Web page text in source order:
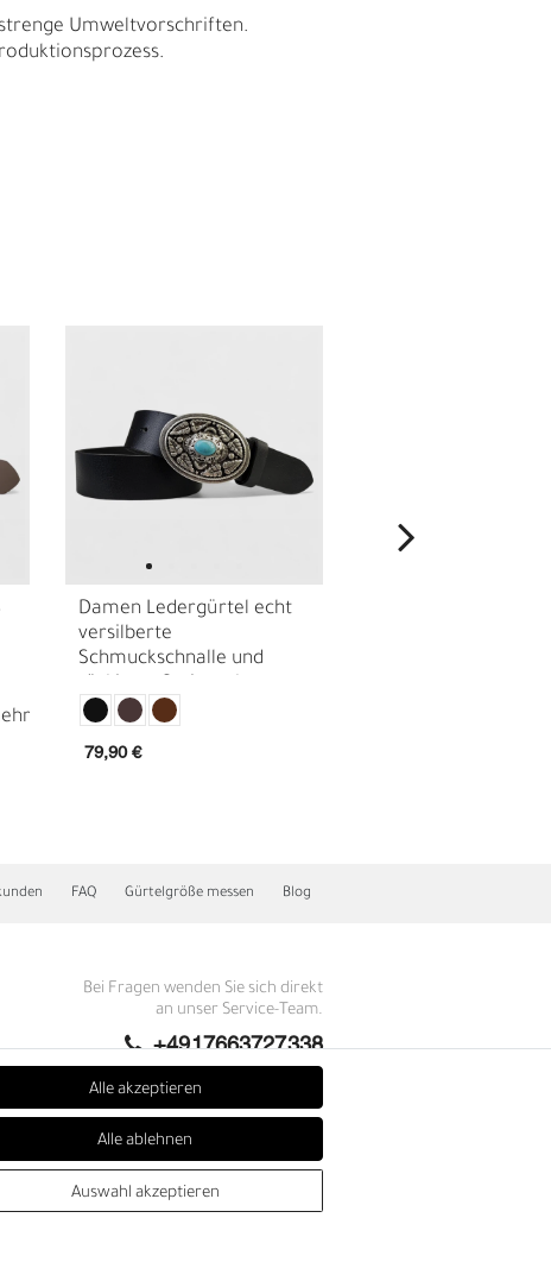
I
N
Umweltvorschriften.
Damen Ledergürtel echt
versilberte
Schmuckschnalle und
Premium Büffellleder, ca.
79,90 €
FAQ Gürtelgröße messen Blog
Bei Fragen wenden Sie sich direkt
an unser Service-Team.
+4917663727338
Montag - Freitag, 09:00 - 14:00
info@fronhofer.com
Gürtelmanufaktur Fronhofer,
93053 Regensburg, Nelkenweg 3b
Alle akzeptieren
Alle ablehnen
Auswahl akzeptieren